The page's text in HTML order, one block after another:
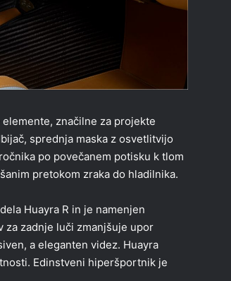
značilne za projekte
sprednja maska z osvetlitvijo
po povečanem potisku k tlom
pretokom zraka do hladilnika.
Huayra R in je namenjen
za zadnje luči zmanjšuje upor
a eleganten videz. Huayra
Edinstveni hiperšportnik je